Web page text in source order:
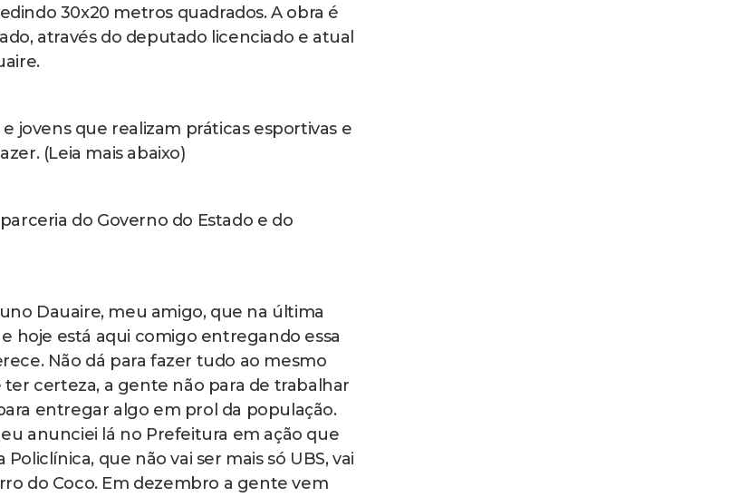
30x20 metros quadrados. A obra é
através do deputado licenciado e atual
jovens que realizam práticas esportivas e
(Leia mais abaixo)
do Governo do Estado e do
Dauaire, meu amigo, que na última
hoje está aqui comigo entregando essa
Não dá para fazer tudo ao mesmo
certeza, a gente não para de trabalhar
entregar algo em prol da população.
anunciei lá no Prefeitura em ação que
que não vai ser mais só UBS, vai
do Coco. Em dezembro a gente vem